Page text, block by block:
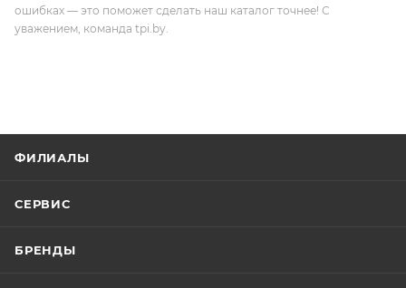
ошибках — это поможет сделать наш каталог точнее! С
уважением, команда tpi.by.
ФИЛИАЛЫ
СЕРВИС
БРЕНДЫ